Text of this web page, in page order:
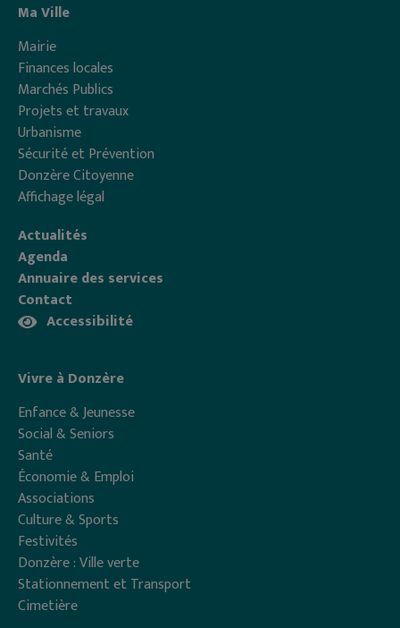
Ma Ville
Mairie
Finances locales
Marchés Publics
Projets et travaux
Urbanisme
Sécurité et Prévention
Donzère Citoyenne
Affichage légal
Actualités
Agenda
Annuaire des services
Contact
Accessibilité
Vivre à Donzère
Enfance & Jeunesse
Social & Seniors
Santé
Économie & Emploi
Associations
Culture & Sports
Festivités
Donzère : Ville verte
Stationnement et Transport
Cimetière